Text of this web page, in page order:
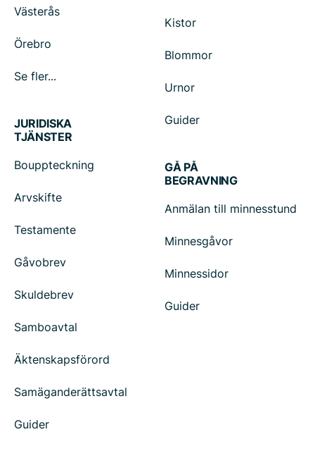
Västerås
Örebro
Se fler...
Kistor
Blommor
Urnor
Guider
JURIDISKA
TJÄNSTER
Bouppteckning
Arvskifte
Testamente
Gåvobrev
Skuldebrev
Samboavtal
Äktenskapsförord
Samäganderättsavtal
Guider
GÅ PÅ
BEGRAVNING
Anmälan till minnesstund
Minnesgåvor
Minnessidor
Guider